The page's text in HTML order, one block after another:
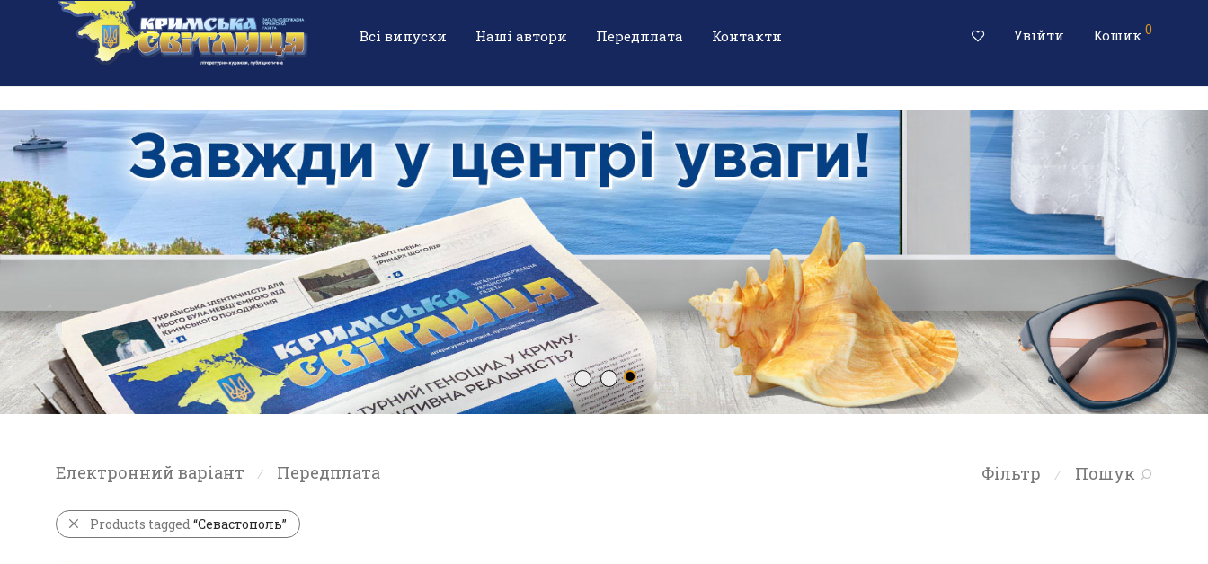
Всі випуски Наші автори Передплата Контакти Увійти Кошик 0
Фільтр ⁄ Пошук
Електронний варіант ⁄ Передплата
Products tagged“Севастополь”